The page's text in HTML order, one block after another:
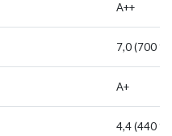
A++
7,0 (700 %)
A+
4,4 (440 %)